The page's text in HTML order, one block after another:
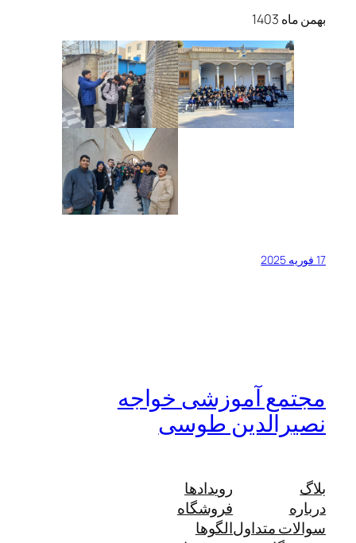
بهمن ماه 1403
17 فوریه 2025
مجتمع آموزشی خواجه
نصیرالدین طوسی
بلاگ
درباره
سوالات متداول
رویدادها
فروشگاه
الگوها